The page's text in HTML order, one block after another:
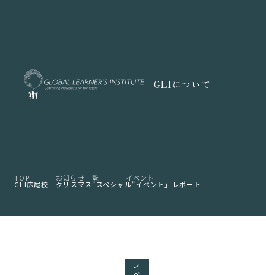
GLIについて
TOP お知らせ一覧 イベント
GLI広尾校「クリスマス”スペシャル”イベント」レポート
イ